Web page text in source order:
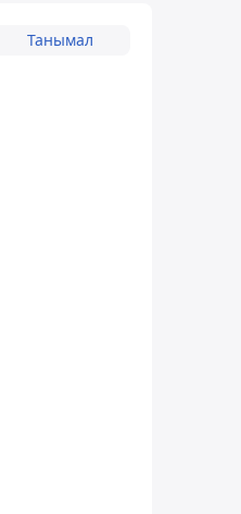
Танымал